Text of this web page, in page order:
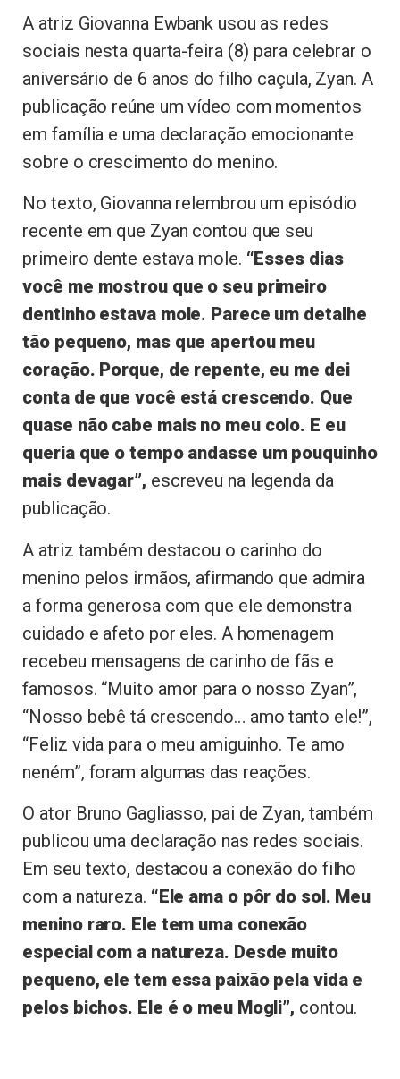
A atriz Giovanna Ewbank usou as redes
sociais nesta quarta-feira (8) para celebrar o
aniversário de 6 anos do filho caçula, Zyan. A
publicação reúne um vídeo com momentos
em família e uma declaração emocionante
sobre o crescimento do menino.
No texto, Giovanna relembrou um episódio
recente em que Zyan contou que seu
primeiro dente estava mole. “Esses dias
você me mostrou que o seu primeiro
dentinho estava mole. Parece um detalhe
tão pequeno, mas que apertou meu
coração. Porque, de repente, eu me dei
conta de que você está crescendo. Que
quase não cabe mais no meu colo. E eu
queria que o tempo andasse um pouquinho
mais devagar”, escreveu na legenda da
publicação.
A atriz também destacou o carinho do
menino pelos irmãos, afirmando que admira
a forma generosa com que ele demonstra
cuidado e afeto por eles. A homenagem
recebeu mensagens de carinho de fãs e
famosos. “Muito amor para o nosso Zyan”,
“Nosso bebê tá crescendo… amo tanto ele!”,
“Feliz vida para o meu amiguinho. Te amo
neném”, foram algumas das reações.
O ator Bruno Gagliasso, pai de Zyan, também
publicou uma declaração nas redes sociais.
Em seu texto, destacou a conexão do filho
com a natureza. “Ele ama o pôr do sol. Meu
menino raro. Ele tem uma conexão
especial com a natureza. Desde muito
pequeno, ele tem essa paixão pela vida e
pelos bichos. Ele é o meu Mogli”, contou.